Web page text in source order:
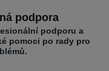
podpora
podporu a
pomoci po rady pro